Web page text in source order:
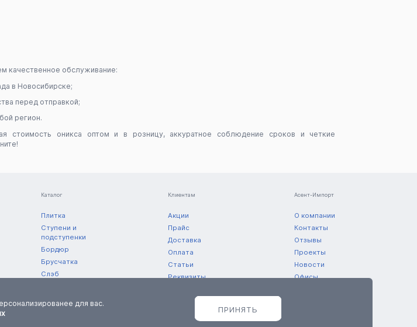
качественное обслуживание:
в Новосибирске;
перед отправкой;
регион.
стоимость оникса оптом и в розницу, аккуратное соблюдение сроков и четкие
Каталог
Плитка
Ступени и
подступенки
Бордюр
Брусчатка
Слэб
Клиентам
Акции
Прайс
Доставка
Оплата
Статьи
Реквизиты
Асент-Импорт
О компании
Контакты
Отзывы
Проекты
Новости
Офисы
© 2011 — 2026 ООО «Асент-Импорт»
для вас.
ПРИНЯТЬ